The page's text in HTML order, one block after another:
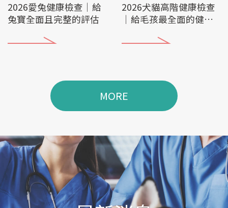
2026愛兔健康檢查│給
兔寶全面且完整的評估
2026犬貓高階健康檢查
│給毛孩最全面的健康
MORE